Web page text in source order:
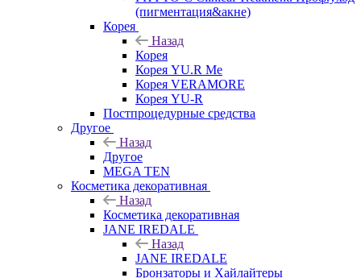
(пигментация&акне)
Корея
Назад
Корея
Корея YU.R Me
Корея VERAMORE
Корея YU-R
Постпроцедурные средства
Другое
Назад
Другое
MEGA TEN
Косметика декоративная
Назад
Косметика декоративная
JANE IREDALE
Назад
JANE IREDALE
Бронзаторы и Хайлайтеры